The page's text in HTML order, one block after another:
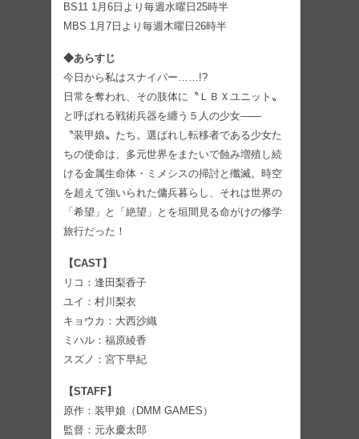
BS11 1月6日より毎週水曜日25時半
MBS 1月7日より毎週木曜日26時半
◆あらすじ
今日から私はスナイパー……!?
日常を奪われ、その肢体に〝ＬＢＸユニット〟
と呼ばれる戦術兵器を纏う５人の少女――
〝装甲娘〟たち。選ばれし転移者である少女た
ちの使命は、多元世界をまたいで蝕み増殖し続
ける金属生命体・ミメシスの掃討と殲滅。時空
を超えて強いられた傭兵暮らし、それは世界の
「希望」と「絶望」とを垣間見る命がけの修学
旅行だった！
【CAST】
リコ：逢田梨香子
ユイ：村川梨衣
キョウカ：大西沙織
ミハル：福原綾香
スズノ：宮下早紀
【STAFF】
原作：装甲娘（DMM GAMES）
監督：元永慶太郎